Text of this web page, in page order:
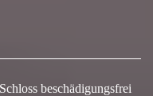
beschädigungsfrei